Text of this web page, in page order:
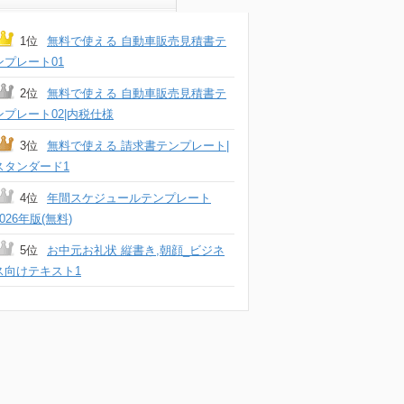
1位
無料で使える 自動車販売見積書テ
プレート01
2位
無料で使える 自動車販売見積書テ
プレート02|内税仕様
3位
無料で使える 請求書テンプレート|
タンダード1
4位
年間スケジュールテンプレート
年版(無料)
5位
お中元お礼状 縦書き,朝顔_ビジネ
向けテキスト1